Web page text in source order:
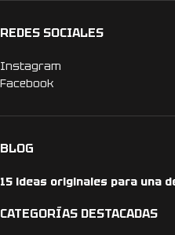
REDES SOCIALES
Instagram
Facebook
BLOG
15 ideas originales para una
CATEGORÍAS DESTACADAS